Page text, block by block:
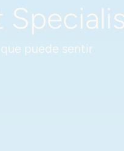
puede sentir